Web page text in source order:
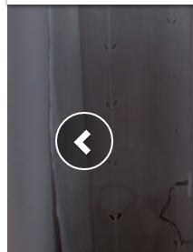
Anterior